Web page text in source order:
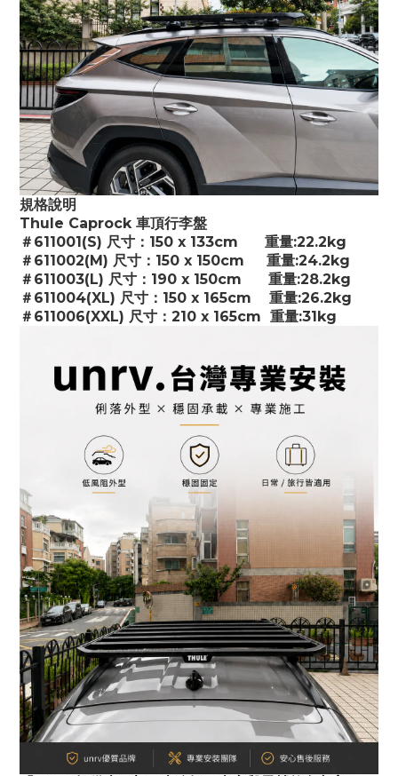
規格說明
Thule Caprock 車頂行李盤
＃611001(S) 尺寸：150 x 133cm      重量:22.2kg
＃611002(M) 尺寸：150 x 150cm     重量:24.2kg
＃611003(L) 尺寸：190 x 150cm      重量:28.2kg
＃611004(XL) 尺寸：150 x 165cm    重量:26.2kg
＃611006(XXL) 尺寸：210 x 165cm  重量:31kg